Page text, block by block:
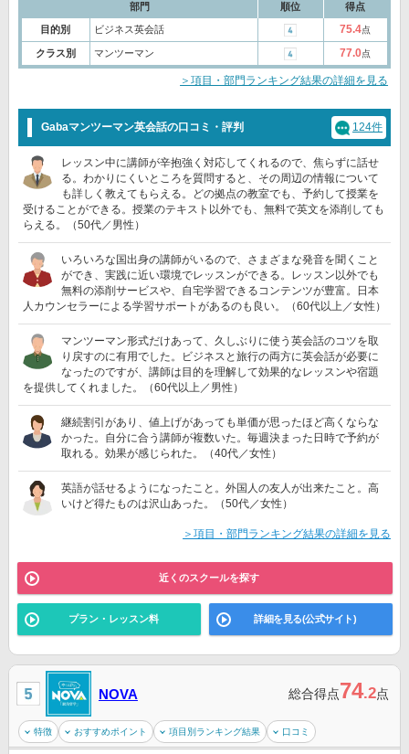
部門 順位 得点
目的別 ビジネス英会話 75.4点
クラス別 マンツーマン 77.0点
＞項目・部門ランキング結果の詳細を見る
Gabaマンツーマン英会話の口コミ・評判 124件
レッスン中に講師が辛抱強く対応してくれるので、焦らずに話せ
る。わかりにくいところを質問すると、その周辺の情報について
も詳しく教えてもらえる。どの拠点の教室でも、予約して授業を
受けることができる。授業のテキスト以外でも、無料で英文を添削しても
らえる。（50代／男性）
いろいろな国出身の講師がいるので、さまざまな発音を聞くこと
ができ、実践に近い環境でレッスンができる。レッスン以外でも
無料の添削サービスや、自宅学習できるコンテンツが豊富。日本
人カウンセラーによる学習サポートがあるのも良い。（60代以上／女性）
マンツーマン形式だけあって、久しぶりに使う英会話のコツを取
り戻すのに有用でした。ビジネスと旅行の両方に英会話が必要に
なったのですが、講師は目的を理解して効果的なレッスンや宿題
を提供してくれました。（60代以上／男性）
継続割引があり、値上げがあっても単価が思ったほど高くならな
かった。自分に合う講師が複数いた。毎週決まった日時で予約が
取れる。効果が感じられた。（40代／女性）
英語が話せるようになったこと。外国人の友人が出来たこと。高
いけど得たものは沢山あった。（50代／女性）
＞項目・部門ランキング結果の詳細を見る
近くのスクールを探す
プラン・レッスン料 詳細を見る(公式サイト)
NOVA 総合得点74.2点
特徴 おすすめポイント 項目別ランキング結果 口コミ